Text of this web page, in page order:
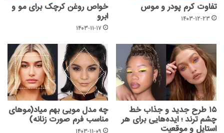
تفاوت کرم پودر و موس
۱۴۰۳-۱۲-۲۳
خواص روغن کرچک برای مو و
ابرو
۱۴۰۳-۱۱-۱۷
۱۵ طرح جدید و جذاب خط
چشم ترند ؛ ایده‌هایی برای هر
استایل و موقعیت
چه مدل مویی بهم میاد(موهای
مناسب فرم صورت زنانه)